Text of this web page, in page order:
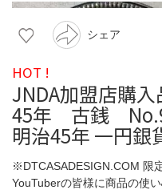
シェア
HOT !
JNDA加盟店購
45年 古銭 No.9
明治45年 一円銀
※DTCASADESIGN.COM 限
YouTuberの皆様に商品の使